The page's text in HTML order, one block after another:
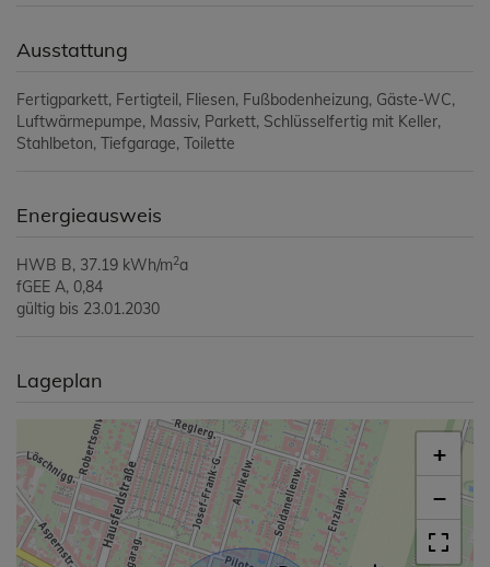
Ausstattung
Fertigparkett Fertigteil Fliesen Fußbodenheizung Gäste-WC
Luftwärmepumpe Massiv Parkett Schlüsselfertig mit Keller
Stahlbeton Tiefgarage Toilette
Energieausweis
HWB B, 37.19 kWh/m2a
fGEE A, 0,84
gültig bis 23.01.2030
Lageplan
+
−